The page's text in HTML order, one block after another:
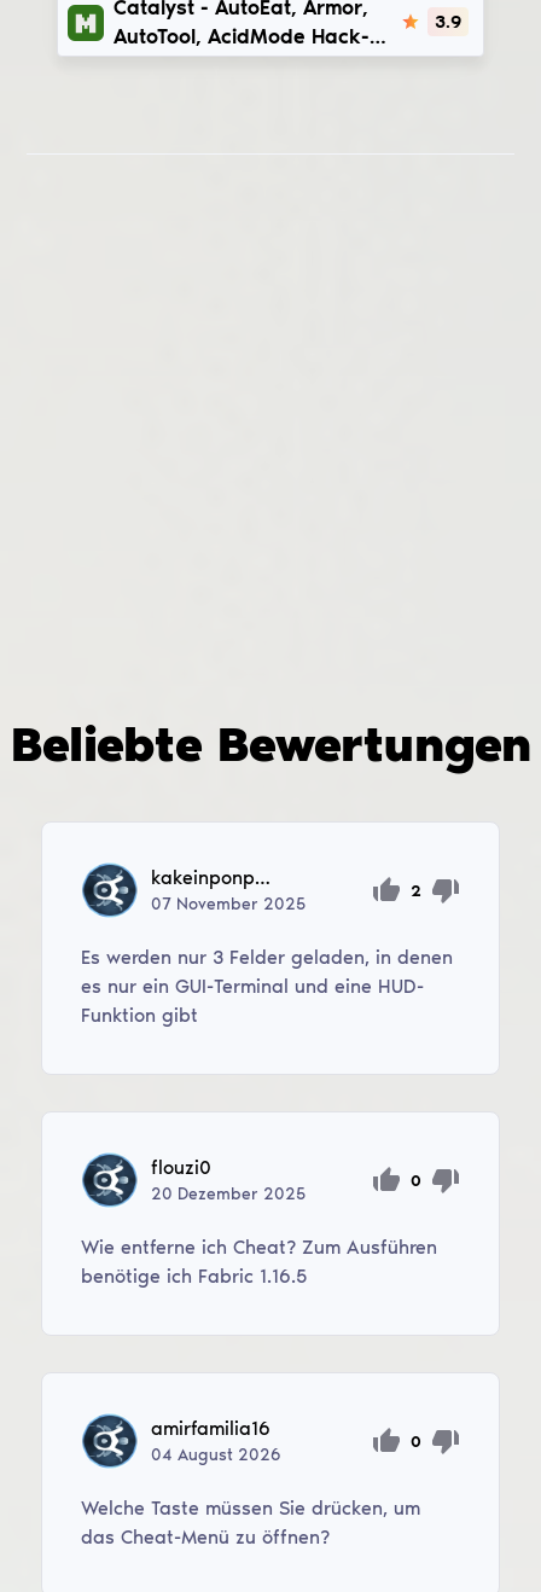
Catalyst - AutoEat, Armor,
AutoTool, AcidMode Hack-
3.9
Beliebte Bewertungen
kakeinponponcik
07 November 2025
2
Es werden nur 3 Felder geladen, in denen
es nur ein GUI-Terminal und eine HUD-
Funktion gibt
flouzi0
20 Dezember 2025
0
Wie entferne ich Cheat? Zum Ausführen
benötige ich Fabric 1.16.5
amirfamilia16
04August 2026
0
Welche Taste müssen Sie drücken, um
das Cheat-Menü zu öffnen?